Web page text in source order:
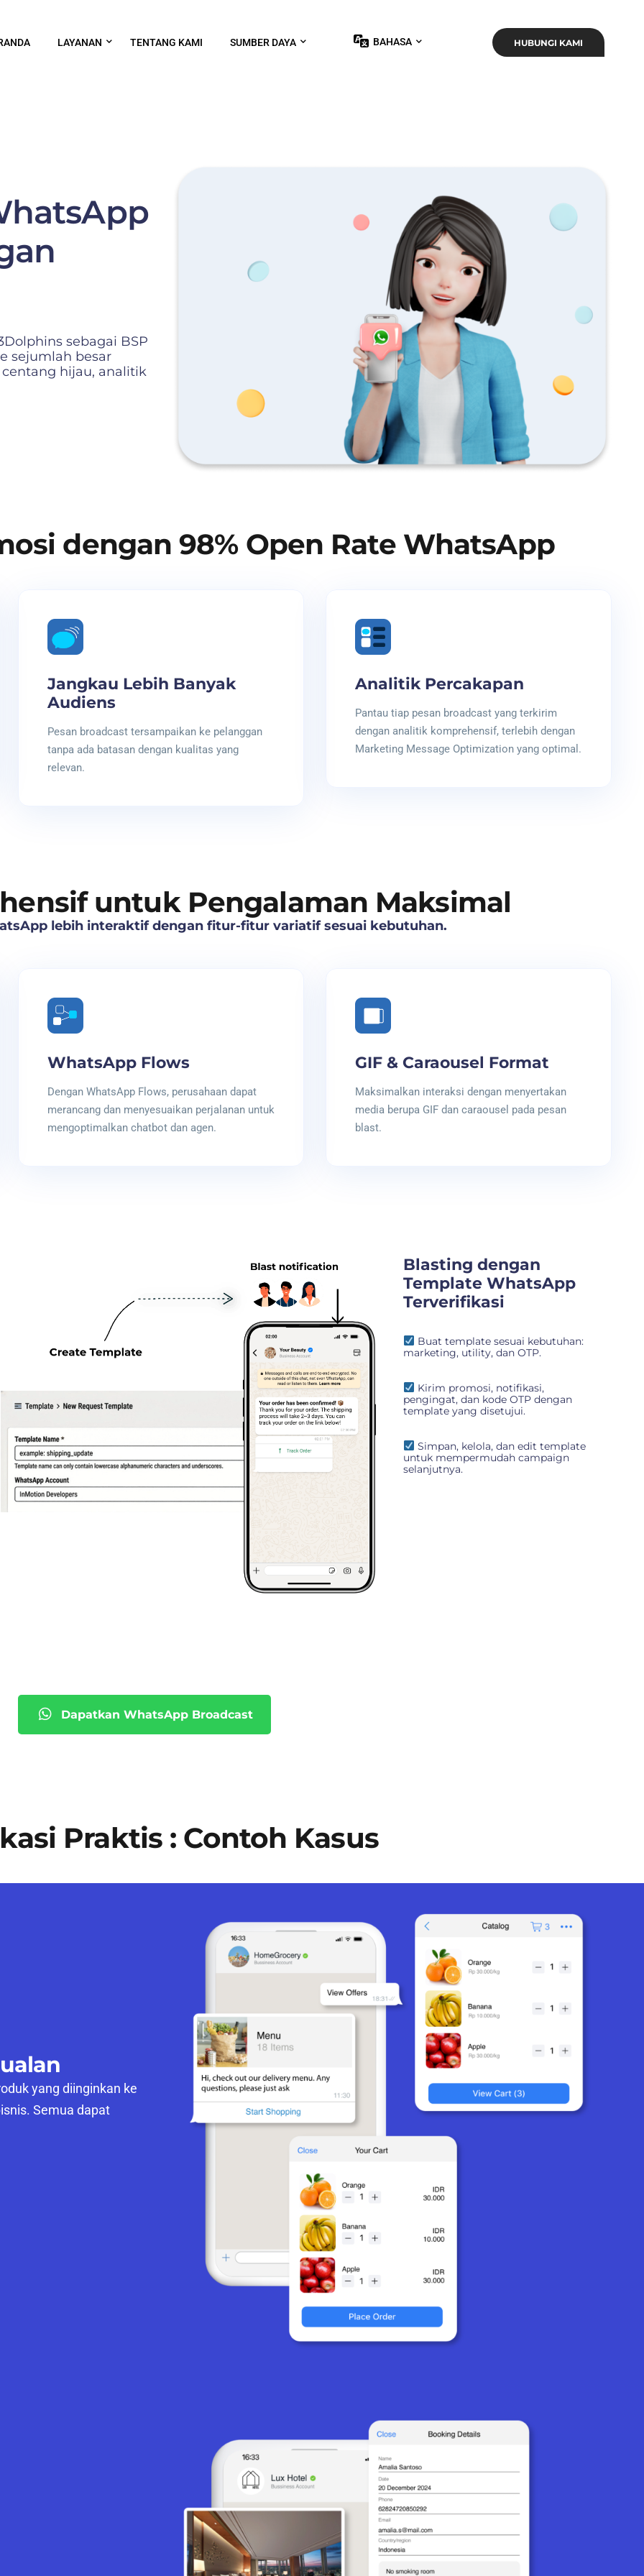
LAYANAN TENTANG KAMI SUMBER DAYA BAHASA HUBUNGI KAMI
sebagai BSP
sejumlah besar
hijau, analitik
dengan 98% Open Rate WhatsApp
Jangkau Lebih Banyak
Audiens
Pesan broadcast tersampaikan ke pelanggan
tanpa ada batasan dengan kualitas yang
relevan.
Analitik Percakapan
Pantau tiap pesan broadcast yang terkirim
dengan analitik komprehensif, terlebih dengan
Marketing Message Optimization yang optimal.
untuk Pengalaman Maksimal
lebih interaktif dengan fitur-fitur variatif sesuai kebutuhan.
WhatsApp Flows
Dengan WhatsApp Flows, perusahaan dapat
merancang dan menyesuaikan perjalanan untuk
mengoptimalkan chatbot dan agen.
GIF & Caraousel Format
Maksimalkan interaksi dengan menyertakan
media berupa GIF dan caraousel pada pesan
blast.
Blasting dengan
Template WhatsApp
Terverifikasi
Buat template sesuai kebutuhan:
marketing, utility, dan OTP.
Kirim promosi, notifikasi,
pengingat, dan kode OTP dengan
template yang disetujui.
Simpan, kelola, dan edit template
untuk mempermudah campaign
selanjutnya.
Dapatkan WhatsApp Broadcast
Praktis : Contoh Kasus
yang diinginkan ke
Semua dapat